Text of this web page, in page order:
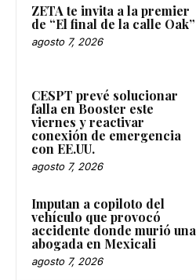
ZETA te invita a la premier
de “El final de la calle Oak”
agosto 7, 2026
CESPT prevé solucionar
falla en Booster este
viernes y reactivar
conexión de emergencia
con EE.UU.
agosto 7, 2026
Imputan a copiloto del
vehículo que provocó
accidente donde murió una
abogada en Mexicali
agosto 7, 2026